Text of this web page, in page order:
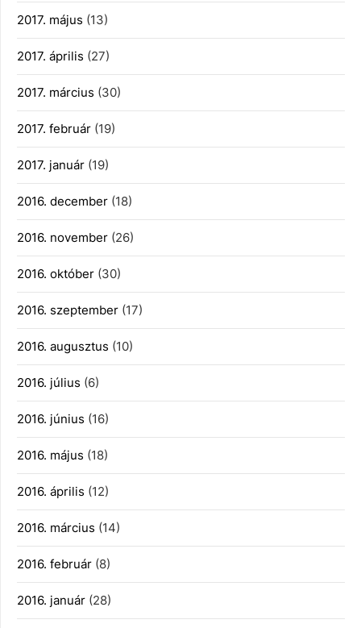
2017. május (13)
2017. április (27)
2017. március (30)
2017. február (19)
2017. január (19)
2016. december (18)
2016. november (26)
2016. október (30)
2016. szeptember (17)
2016. augusztus (10)
2016. július (6)
2016. június (16)
2016. május (18)
2016. április (12)
2016. március (14)
2016. február (8)
2016. január (28)